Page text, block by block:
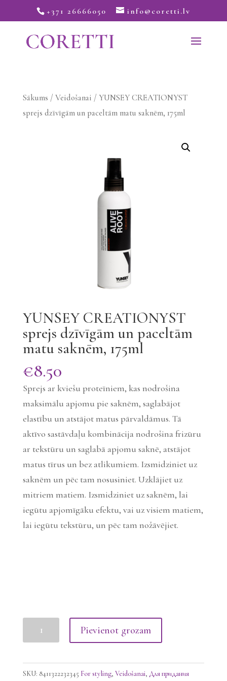
+371 26666050 info@coretti.lv
Sākums / Veidošanai / YUNSEY CREATIONYST
sprejs dzīvīgām un paceltām matu saknēm, 175ml
YUNSEY CREATIONYST
sprejs dzīvīgām un paceltām
matu saknēm, 175ml
€8.50
Sprejs ar kviešu proteīniem, kas nodrošina
maksimālu apjomu pie saknēm, saglabājot
elastību un atstājot matus pārvaldāmus. Tā
aktīvo sastāvdaļu kombinācija nodrošina frizūru
ar tekstūru un saglabā apjomu saknē, atstājot
matus tīrus un bez atlikumiem. Izsmidziniet uz
saknēm un pēc tam nosusiniet. Uzklājiet uz
mitriem matiem. Izsmidziniet uz saknēm, lai
iegūtu apjomīgāku efektu, vai uz visiem matiem,
lai iegūtu tekstūru, un pēc tam nožāvējiet.
CREATIONYST
dzīvīgām
Pievienot grozam
SKU: 8411322232345 For styling, Veidošanai, Для придания